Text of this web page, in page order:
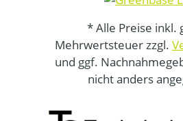
* Alle Preise inkl.
Mehrwertsteuer zzgl.
und ggf.
nicht anders